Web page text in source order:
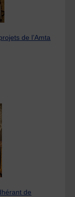
de l’Amta
de